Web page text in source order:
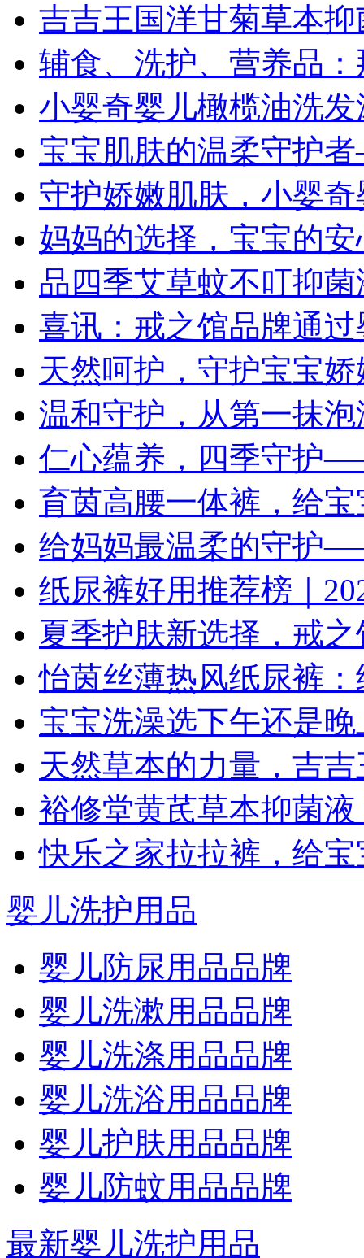
吉吉王国洋甘菊草本
辅食、洗护、营养品
小婴奇婴儿橄榄油洗
宝宝肌肤的温柔守护
守护娇嫩肌肤，小婴
妈妈的选择，宝宝的
品四季艾草蚊不叮抑
喜讯：戒之馆品牌通
天然呵护，守护宝宝
温和守护，从第一抹
仁心蕴养，四季守护
育茵高腰一体裤，给
给妈妈最温柔的守护
纸尿裤好用推荐榜｜
夏季护肤新选择，戒
怡茵丝薄热风纸尿裤
宝宝洗澡选下午还是
天然草本的力量，吉
裕修堂黄芪草本抑菌
快乐之家拉拉裤，给
婴儿洗护用品
婴儿防尿用品品牌
婴儿洗漱用品品牌
婴儿洗涤用品品牌
婴儿洗浴用品品牌
婴儿护肤用品品牌
婴儿防蚊用品品牌
最新婴儿洗护用品